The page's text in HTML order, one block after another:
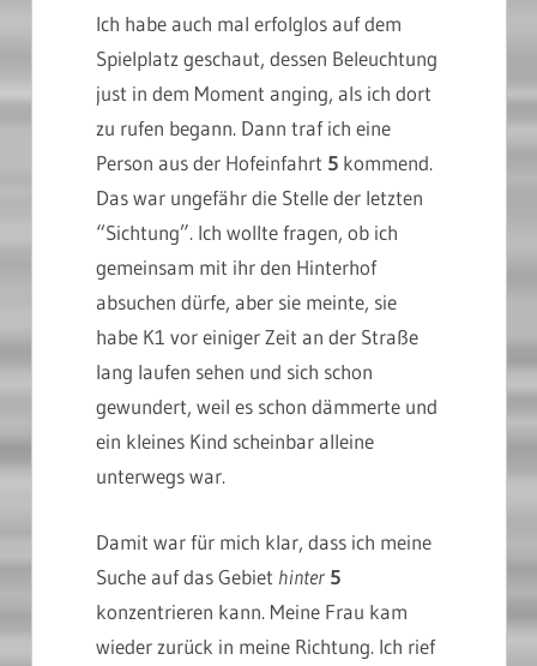
Ich habe auch mal erfolglos auf dem
Spielplatz geschaut, dessen Beleuchtung
just in dem Moment anging, als ich dort
zu rufen begann. Dann traf ich eine
Person aus der Hofeinfahrt 5kommend.
Das war ungefähr die Stelle der letzten
“Sichtung”. Ich wollte fragen, ob ich
gemeinsam mit ihr den Hinterhof
absuchen dürfe, aber sie meinte, sie
habe K1 vor einiger Zeit an der Straße
lang laufen sehen und sich schon
gewundert, weil es schon dämmerte und
ein kleines Kind scheinbar alleine
unterwegs war.
Damit war für mich klar, dass ich meine
Suche auf das Gebiet hinter 5
konzentrieren kann. Meine Frau kam
wieder zurück in meine Richtung. Ich rief